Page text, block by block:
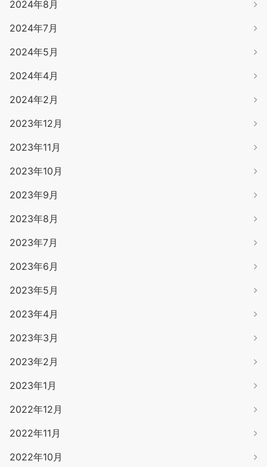
2024年8月
2024年7月
2024年5月
2024年4月
2024年2月
2023年12月
2023年11月
2023年10月
2023年9月
2023年8月
2023年7月
2023年6月
2023年5月
2023年4月
2023年3月
2023年2月
2023年1月
2022年12月
2022年11月
2022年10月